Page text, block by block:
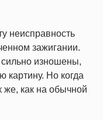
неисправность
зажигании.
изношены,
картину. Но когда
же, как на обычной